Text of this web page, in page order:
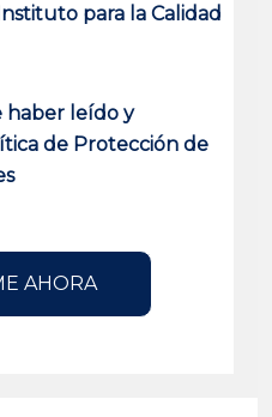
para la Calidad
haber leído y
de Protección de